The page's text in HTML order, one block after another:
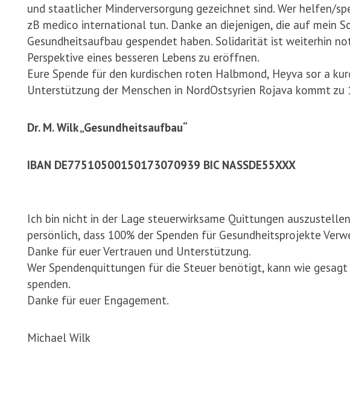
und staatlicher Minderversorgung gezeichnet sind. Wer helfen/
zB medico international tun. Danke an diejenigen, die auf mein
Gesundheitsaufbau gespendet haben. Solidarität ist weiterhin
Perspektive eines besseren Lebens zu eröffnen.
Eure Spende für den kurdischen roten Halbmond, Heyva sor a
Unterstützung der Menschen in NordOstsyrien Rojava kommt zu
Dr. M. Wilk „Gesundheitsaufbau“
IBAN DE77510500150173070939 BIC NASSDE55XXX
Ich bin nicht in der Lage steuerwirksame Quittungen
persönlich, dass 100% der Spenden für Gesundheitsprojekte
Danke für euer Vertrauen und Unterstützung.
Wer Spendenquittungen für die Steuer benötigt, kann wie
spenden.
Danke für euer Engagement.
Michael Wilk